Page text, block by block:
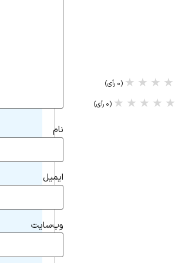
★
★
★
★ (۰ رأی)
★
★
★
★
★ (۰ رأی)
نام
ایمیل
وب‌سایت